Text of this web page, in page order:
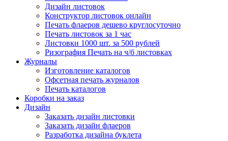
Дизайн листовок
Конструктор листовок онлайн
Печать флаеров дешево круглосуточно
Печать листовок за 1 час
Листовки 1000 шт. за 500 рублей
Ризография Печать на ч/б листовках
Журналы
Изготовление каталогов
Офсетная печать журналов
Печать каталогов
Коробки на заказ
Дизайн
Заказать дизайн листовки
Заказать дизайн флаеров
Разработка дизайна буклета